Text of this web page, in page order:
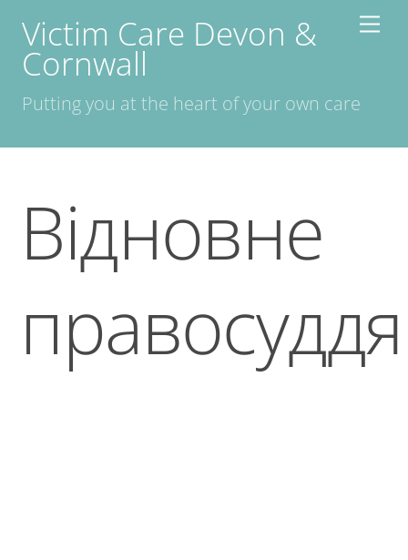
content
Victim Care Devon &
Cornwall
Putting you at the heart of your own care
Відновне
правосуддя